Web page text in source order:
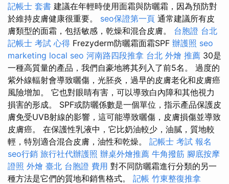
記帳士 套書 建議在年輕時使用面霜與防曬霜，因為預防對
於維持皮膚健康很重要。 seo保證第一頁 通常建議所有皮
膚類型的面霜，包括敏感，乾燥和混合皮膚。 台胞證 台北
記帳士 考試 心得 Frezyderm防曬霜面霜SPF 辦護照 seo
marketing local seo 河南路四段推拿 台北 外燴 推薦 30是
一種高質量的產品，我們自豪地將其列入了前5名。 過度的
紫外線輻射會導致曬傷，光胚炎，過早的皮膚老化和皮膚癌
風險增加。 它也對眼睛有害，可以導致白內障和其他視力
損害的形成。 SPF或防曬係數是一個單位，指示產品保護皮
膚免受UVB射線的影響，這可能導致曬傷，皮膚損傷並導致
皮膚癌。 在保護性乳液中，它比奶油較少，油膩，質地較
輕，特別適合混合皮膚，油性和乾燥。 記帳士 考試 報名
seo行銷 旅行社代辦護照 辦桌外燴推薦 牛角撥筋 腳底按摩
證照 外燴 臺北 台胞證 費用 對不同防曬霜進行分類的另一
種方法是它們的質地和銷售格式。 記帳 竹東整復推拿